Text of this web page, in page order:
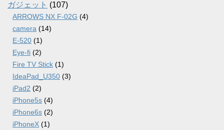
ガジェット (107)
ARROWS NX F-02G (4)
camera (14)
E-520 (1)
Eye-fi (2)
Fire TV Stick (1)
IdeaPad_U350 (3)
iPad2 (2)
iPhone5s (4)
iPhone6s (2)
iPhoneX (1)